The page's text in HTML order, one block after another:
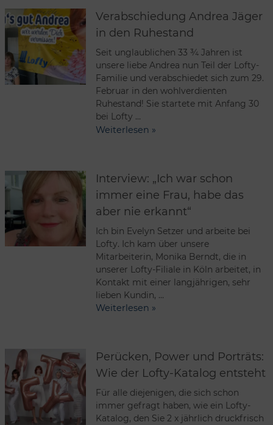
Verabschiedung Andrea Jäger
in den Ruhestand
Seit unglaublichen 33 ¾ Jahren ist
unsere liebe Andrea nun Teil der Lofty-
Familie und verabschiedet sich zum 29.
Februar in den wohlverdienten
Ruhestand! Sie startete mit Anfang 30
bei Lofty …
Weiterlesen »
Interview: „Ich war schon
immer eine Frau, habe das
aber nie erkannt“
Ich bin Evelyn Setzer und arbeite bei
Lofty. Ich kam über unsere
Mitarbeiterin, Monika Berndt, die in
unserer Lofty-Filiale in Köln arbeitet, in
Kontakt mit einer langjährigen, sehr
lieben Kundin, …
Weiterlesen »
Perücken, Power und Porträts:
Wie der Lofty-Katalog entsteht
Für alle diejenigen, die sich schon
immer gefragt haben, wie ein Lofty-
Katalog, den Sie 2 x jährlich druckfrisch